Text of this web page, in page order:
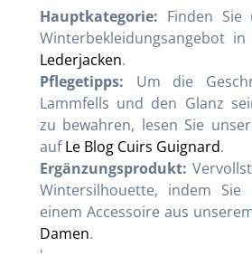
Hauptkategorie: Finden Sie
Winterbekleidungsangebot
Lederjacken.
Pflegetipps: Um die
Lammfells und den Glanz
zu bewahren, lesen Sie
aufLe Blog Cuirs Guignard.
Ergänzungsprodukt:
Wintersilhouette, indem Sie
einem Accessoire aus
Damen.
'